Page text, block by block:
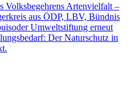
Volksbegehrens Artenvielfalt –
aus ÖDP, LBV, Bündnis
Umweltstiftung erneut
Der Naturschutz in